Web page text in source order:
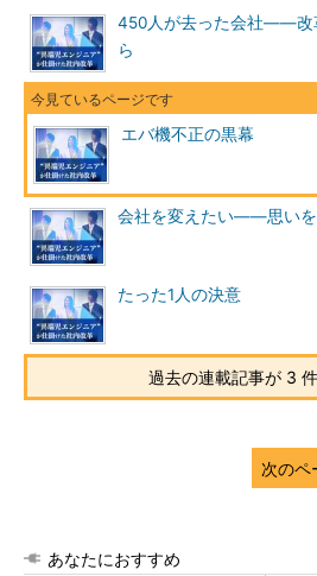
450人が去った会社――改
ら
エバ機不正の黒幕
会社を変えたい――思いを
たった1人の決意
過去の連載記事が 3
次のペ
あなたにおすすめ